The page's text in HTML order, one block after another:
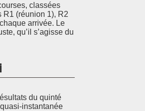
classées
R1 (réunion 1), R2
arrivée. Le
qu’il s’agisse du
du quinté
instantanée